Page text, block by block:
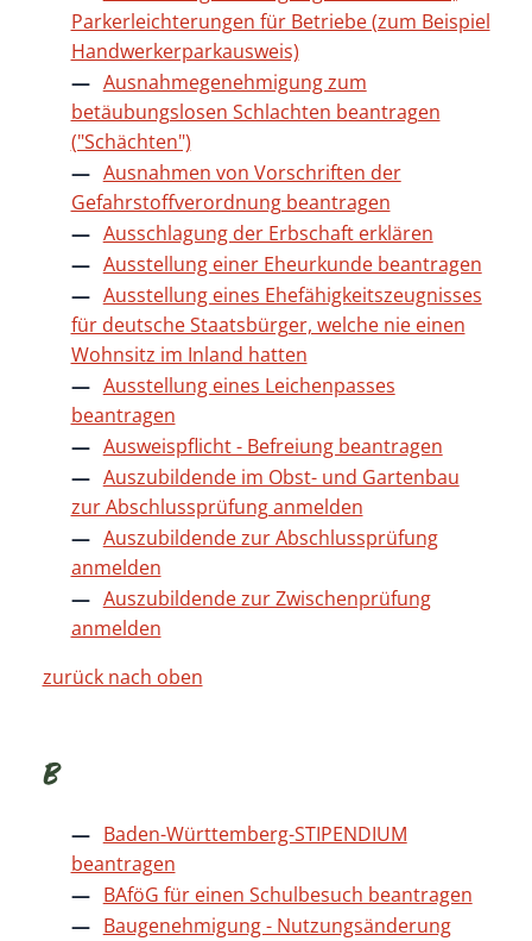
Parkerleichterungen für Betriebe (zum Beispiel
Handwerkerparkausweis)
Ausnahmegenehmigung zum
betäubungslosen Schlachten beantragen
("Schächten")
Ausnahmen von Vorschriften der
Gefahrstoffverordnung beantragen
Ausschlagung der Erbschaft erklären
Ausstellung einer Eheurkunde beantragen
Ausstellung eines Ehefähigkeitszeugnisses
für deutsche Staatsbürger, welche nie einen
Wohnsitz im Inland hatten
Ausstellung eines Leichenpasses
beantragen
Ausweispflicht - Befreiung beantragen
Auszubildende im Obst- und Gartenbau
zur Abschlussprüfung anmelden
Auszubildende zur Abschlussprüfung
anmelden
Auszubildende zur Zwischenprüfung
anmelden
zurück nach oben
B
Baden-Württemberg-STIPENDIUM
beantragen
BAföG für einen Schulbesuch beantragen
Baugenehmigung - Nutzungsänderung